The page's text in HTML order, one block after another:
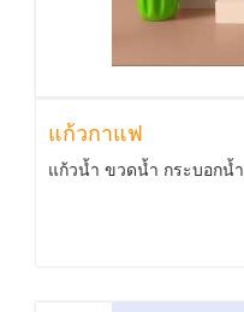
แก้วกาแฟ
แก้วน้ำ ขวดน้ำ กระบอกน้ำ